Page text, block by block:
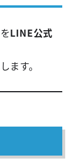
LINE公式
ます。